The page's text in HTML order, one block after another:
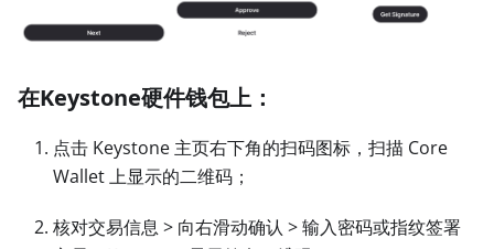
在Keystone硬件钱包上：
点击 Keystone 主页右下角的扫码图标，扫描 Core
Wallet 上显示的二维码；
核对交易信息 > 向右滑动确认 >输入密码或指纹签署